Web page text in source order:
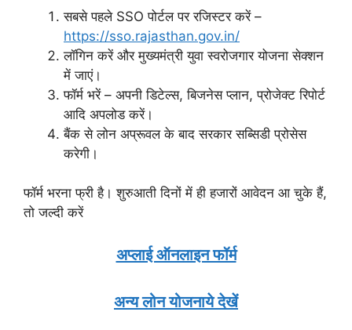
सबसे पहले SSO पोर्टल पर रजिस्टर करें –
https://sso.rajasthan.gov.in/
लॉगिन करें और मुख्यमंत्री युवा स्वरोजगार योजना सेक्शन
में जाएं।
फॉर्म भरें – अपनी डिटेल्स, बिजनेस प्लान, प्रोजेक्ट रिपोर्ट
आदि अपलोड करें।
बैंक से लोन अप्रूवल के बाद सरकार सब्सिडी प्रोसेस
करेगी।
फॉर्म भरना फ्री है। शुरुआती दिनों में ही हजारों आवेदन आ चुके हैं,
तो जल्दी करें
अप्लाई ऑनलाइन फॉर्म
अन्य लोन योजनाये देखें